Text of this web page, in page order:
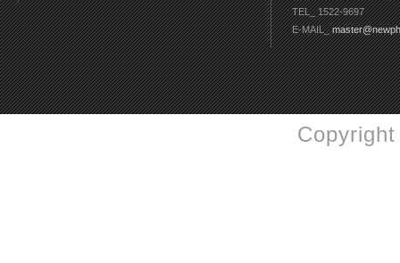
TEL_ 1522-9697
E-MAIL_